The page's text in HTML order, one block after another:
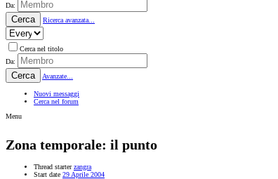
Da:
Cerca Ricerca avanzata...
Cerca nel titolo
Da:
Cerca Avanzate...
Nuovi messaggi
Cerca nel forum
Menu
Zona temporale: il punto
Thread starter zangra
Start date 29 Aprile 2004